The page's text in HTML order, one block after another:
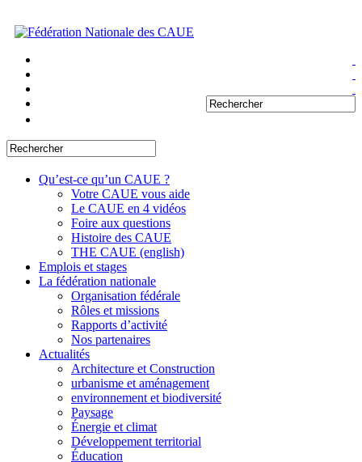
Qu’est-ce qu’un CAUE ?
Votre CAUE vous aide
Le CAUE en 4 vidéos
Foire aux questions
Histoire des CAUE
THE CAUE (english)
Emplois et stages
La fédération nationale
Organisation fédérale
Rôles et missions
Rapports d’activité
Nos partenaires
Actualités
Architecture et Construction
urbanisme et aménagement
environnement et biodiversité
Paysage
Énergie et climat
Développement territorial
Éducation